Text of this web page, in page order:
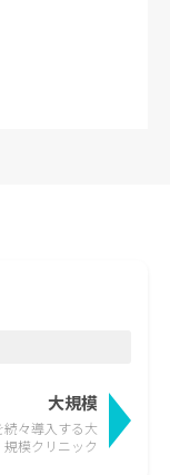
々導入する大
規模クリニック
大規模